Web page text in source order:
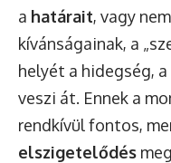
a határait, vagy
kívánságainak, a
helyét a hidegség,
veszi át. Ennek a
rendkívül fontos,
elszigetelődés